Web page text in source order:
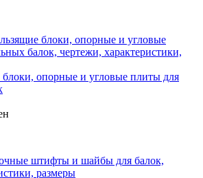
блоки, опорные и угловые плиты для